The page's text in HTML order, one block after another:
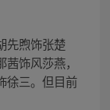
先煦饰张楚
饰风莎燕，
徐三。但目前